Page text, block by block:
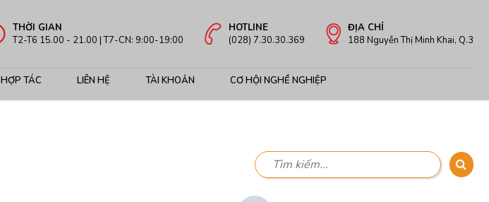
THỜI GIAN
T2-T6 15.00 - 21.00 | T7-CN: 9:00-19:00
HOTLINE
(028) 7.30.30.369
ĐỊA CHỈ
188 Nguyễn Thị Minh Khai, Q.3
HỢP TÁC LIÊN HỆ TÀI KHOẢN CƠ HỘI NGHỀ NGHIỆP